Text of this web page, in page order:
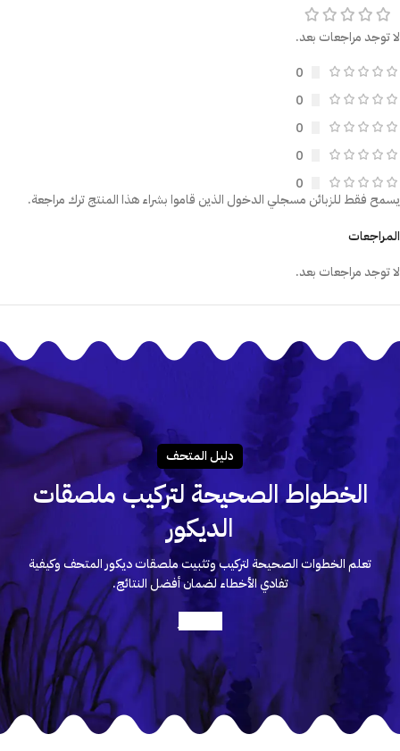
لا توجد مراجعات بعد.
0
0
0
0
0
المراجعات
لا توجد مراجعات بعد.
يسمح فقط للزبائن مسجلي الدخول الذين قاموا بشراء هذا المنتج ترك مراجعة.
دليـل المتحـف
الخطواط الصحيحة لتركيب ملصقات
الديكور
تعلم الخطوات الصحيحة لتركيب وتثبيت ملصقات ديكور المتحف وكيفية
تفادي الأخطاء لضمان أفضل النتائج.